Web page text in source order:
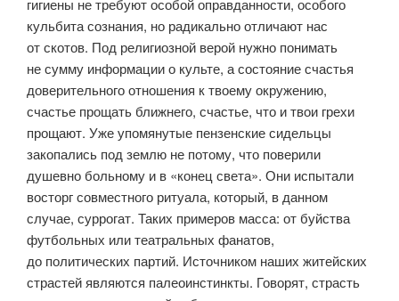
гигиены не требуют особой оправданности, особого
кульбита сознания, но радикально отличают нас
от скотов. Под религиозной верой нужно понимать
не сумму информации о культе, а состояние счастья
доверительного отношения к твоему окружению,
счастье прощать ближнего, счастье, что и твои грехи
прощают. Уже упомянутые пензенские сидельцы
закопались под землю не потому, что поверили
душевно больному и в «конец света». Они испытали
восторг совместного ритуала, который, в данном
случае, суррогат. Таких примеров масса: от буйства
футбольных или театральных фанатов,
до политических партий. Источником наших житейских
страстей являются палеоинстинкты. Говорят, страсть